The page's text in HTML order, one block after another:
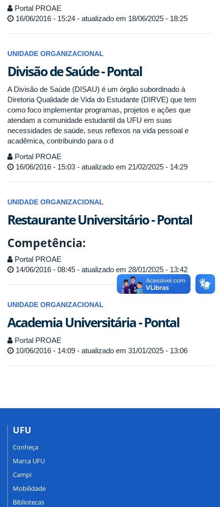
Portal PROAE
16/06/2016 - 15:24 - atualizado em 18/06/2025 - 18:25
UNIDADE ORGANIZACIONAL
Divisão de Saúde - Pontal
A Divisão de Saúde (DISAU) é um órgão subordinado à
Diretoria Qualidade de Vida do Estudante (DIRVE) que tem
como foco implementar programas, projetos e ações que
atendam a comunidade estudantil da UFU em suas
necessidades de saúde, seus reflexos na vida pessoal e
acadêmica, contribuindo para o d
Portal PROAE
16/06/2016 - 15:03 - atualizado em 21/02/2025 - 14:29
UNIDADE ORGANIZACIONAL
Restaurante Universitário - Pontal
Competência:
Portal PROAE
14/06/2016 - 08:45 - atualizado em 28/01/2025 - 13:42
UNIDADE ORGANIZACIONAL
Academia Universitária - Pontal
Portal PROAE
10/06/2016 - 14:09 - atualizado em 31/01/2025 - 13:06
UFU
Conheça
Marca UFU
Campi
Mobilidade
Bibliotecas